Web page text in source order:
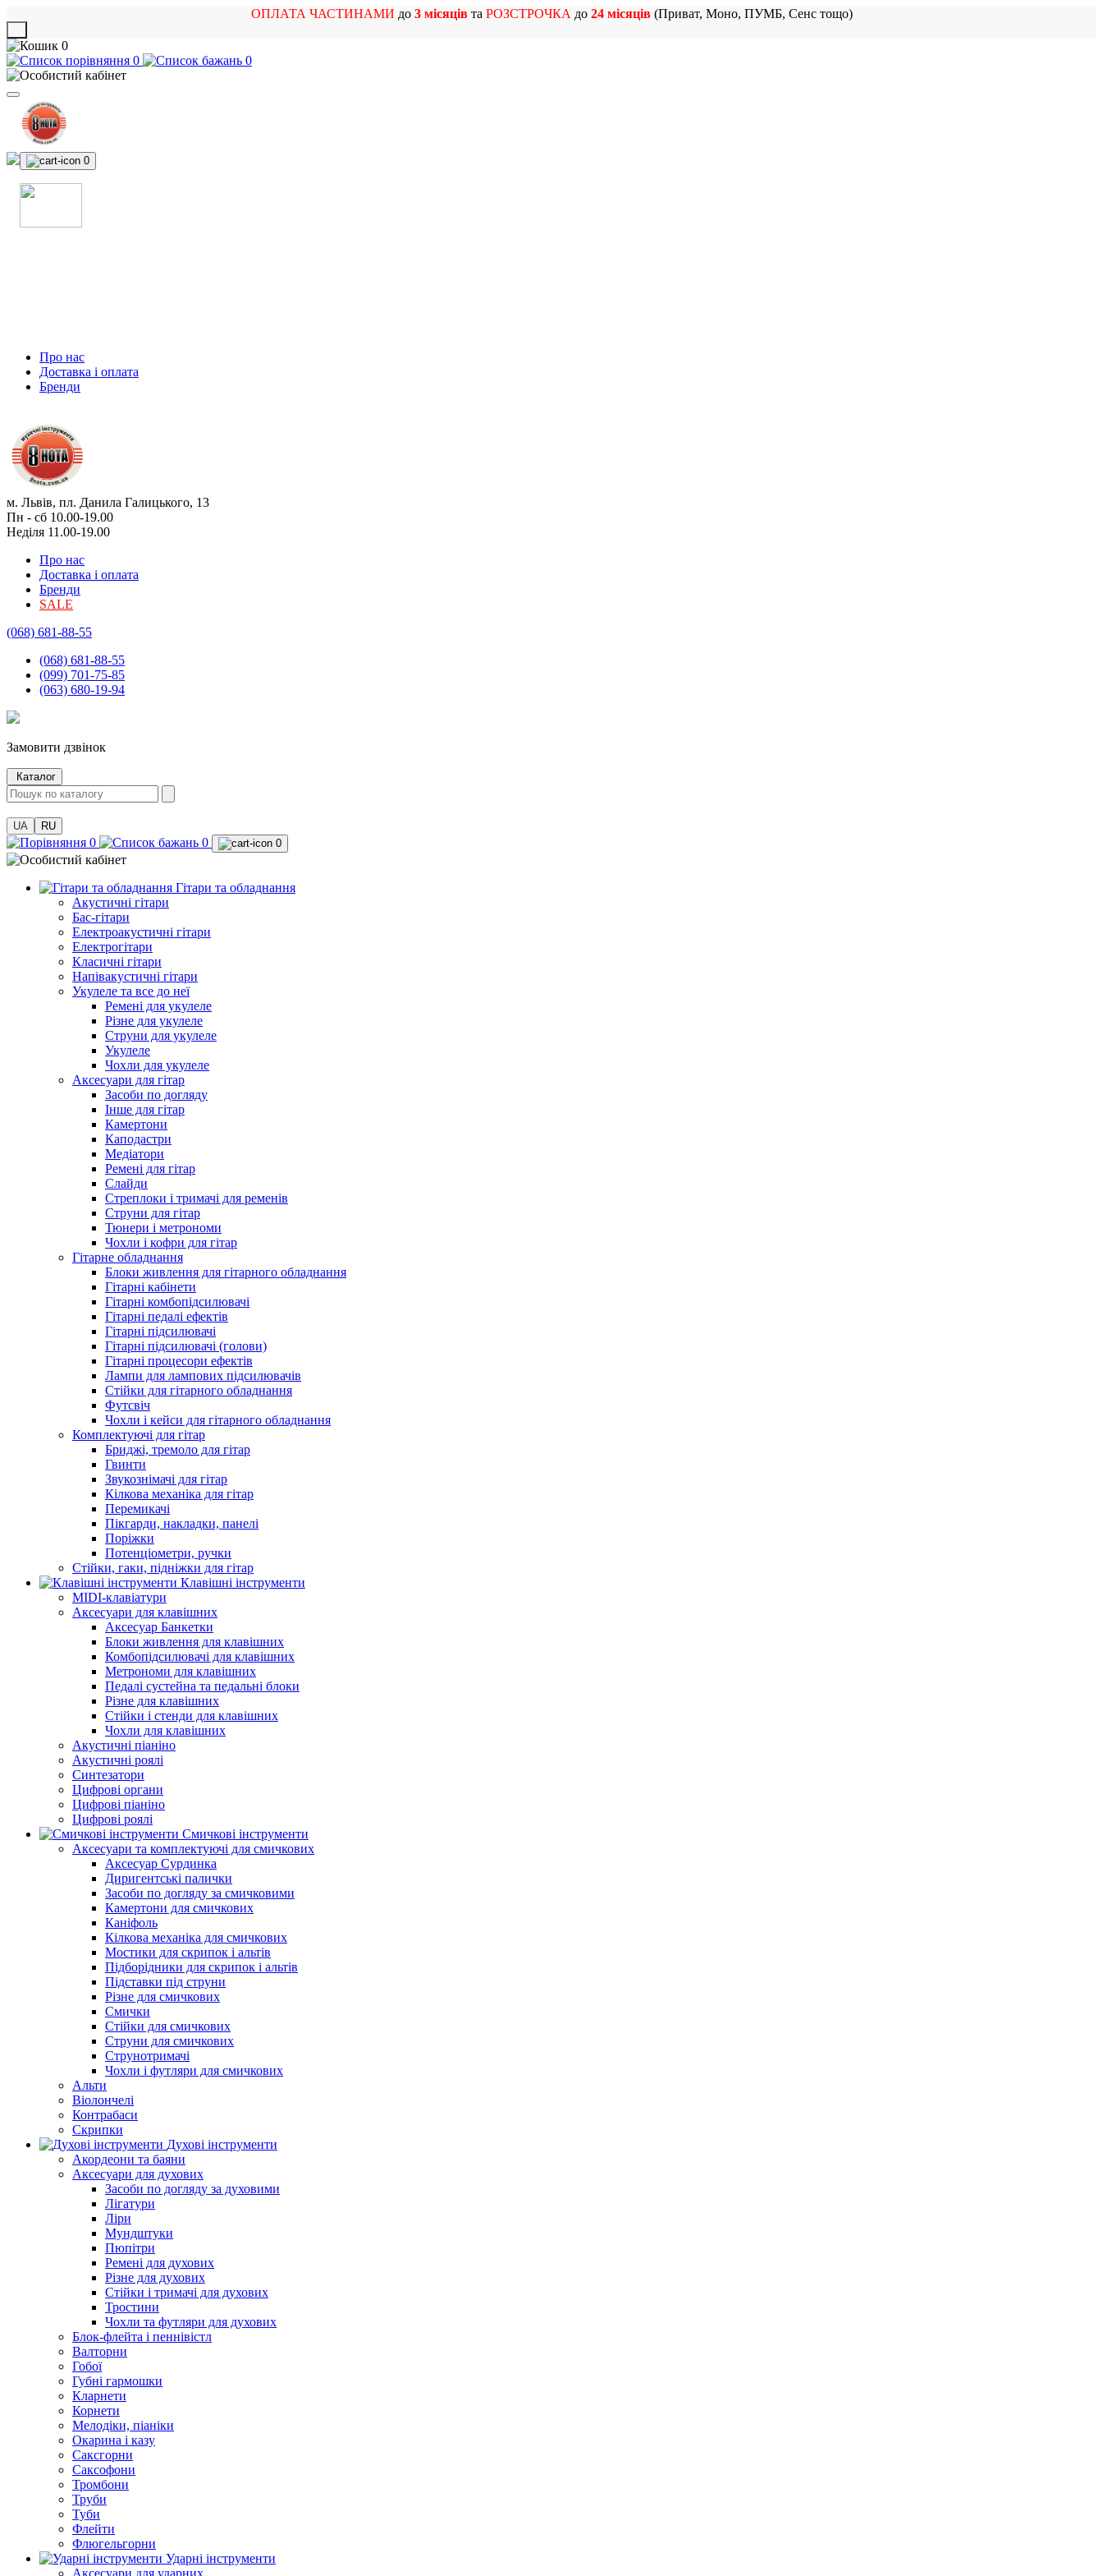
ОПЛАТА ЧАСТИНАМИ до 3 місяцівта РОЗСТРОЧКА до 24 місяців(Приват, Моно, ПУМБ, Сенс тощо)
0
0
0
0
Про нас
Доставка і оплата
Бренди
м. Львів, пл. Данила Галицького, 13
Пн - сб 10.00-19.00
Неділя 11.00-19.00
Про нас
Доставка і оплата
Бренди
SALE
(068) 681-88-55
(068) 681-88-55
(099) 701-75-85
(063) 680-19-94
Замовити дзвінок
Каталог
UA RU
0 0 0
Гітари та обладнання
Акустичні гітари
Бас-гітари
Електроакустичні гітари
Електрогітари
Класичні гітари
Напівакустичні гітари
Укулеле та все до неї
Ремені для укулеле
Різне для укулеле
Струни для укулеле
Укулеле
Чохли для укулеле
Аксесуари для гітар
Засоби по догляду
Інше для гітар
Камертони
Каподастри
Медіатори
Ремені для гітар
Слайди
Стреплоки і тримачі для ременів
Струни для гітар
Тюнери і метрономи
Чохли і кофри для гітар
Гітарне обладнання
Блоки живлення для гітарного обладнання
Гітарні кабінети
Гітарні комбопідсилювачі
Гітарні педалі ефектів
Гітарні підсилювачі
Гітарні підсилювачі (голови)
Гітарні процесори ефектів
Лампи для лампових підсилювачів
Стійки для гітарного обладнання
Футсвіч
Чохли і кейси для гітарного обладнання
Комплектуючі для гітар
Бриджі, тремоло для гітар
Гвинти
Звукознімачі для гітар
Кілкова механіка для гітар
Перемикачі
Пікгарди, накладки, панелі
Поріжки
Потенціометри, ручки
Стійки, гаки, підніжки для гітар
Клавішні інструменти
MIDI-клавіатури
Аксесуари для клавішних
Аксесуар Банкетки
Блоки живлення для клавішних
Комбопідсилювачі для клавішних
Метрономи для клавішних
Педалі сустейна та педальні блоки
Різне для клавішних
Стійки і стенди для клавішних
Чохли для клавішних
Акустичні піаніно
Акустичні роялі
Синтезатори
Цифрові органи
Цифрові піаніно
Цифрові роялі
Смичкові інструменти
Аксесуари та комплектуючі для смичкових
Аксесуар Сурдинка
Диригентські палички
Засоби по догляду за смичковими
Камертони для смичкових
Каніфоль
Кілкова механіка для смичкових
Мостики для скрипок і альтів
Підборiдники для скрипок і альтів
Підставки під струни
Різне для смичкових
Смички
Стійки для смичкових
Струни для смичкових
Струнотримачі
Чохли і футляри для смичкових
Альти
Віолончелі
Контрабаси
Скрипки
Духові інструменти
Акордеони та баяни
Аксесуари для духових
Засоби по догляду за духовими
Лігатури
Ліри
Мундштуки
Пюпітри
Ремені для духових
Різне для духових
Стійки і тримачі для духових
Тростини
Чохли та футляри для духових
Блок-флейта і пеннівістл
Валторни
Гобої
Губні гармошки
Кларнети
Корнети
Мелодіки, піаніки
Окарина і казу
Саксгорни
Саксофони
Тромбони
Труби
Туби
Флейти
Флюгельгорни
Ударні інструменти
Аксесуари для ударних